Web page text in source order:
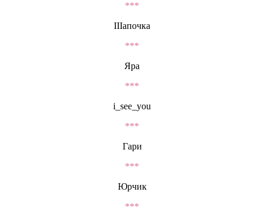
***
IIIапочка
***
Яра
***
i_see_you
***
Гари
***
Юрчик
***